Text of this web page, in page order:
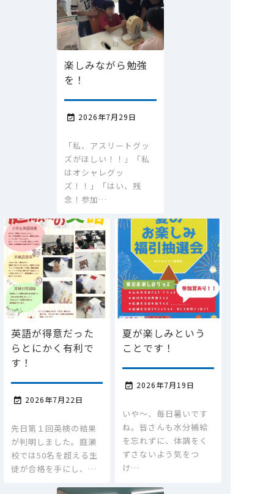
楽しみながら勉強
を！
 2026年7月29日
「私、アスリートグッ
ズがほしい！！」「私
はオシャレグッ
ズ！！」「はい、残
念！参加…
英語が得意だった
らとにかく有利で
す！
 2026年7月22日
先日第１回英検の結果
が判明しました。庭瀬
校では50名を超える生
徒が合格を手にし、…
夏が楽しみという
ことです！
 2026年7月19日
いや～、毎日暑いです
ね。皆さんも水分補給
を忘れずに、体調をく
ずさないよう気をつ
け…